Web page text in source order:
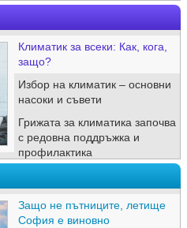
Климатик за всеки: Как, кога,
защо?
Избор на климатик – основни
насоки и съвети
Грижата за климатика започва
с редовна поддръжка и
профилактика
Защо не пътниците, летище
София е виновно